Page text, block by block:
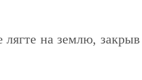
на землю,